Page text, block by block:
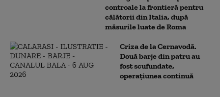
controale la frontieră pentru
călătorii din Italia, după
măsurile luate de Roma
Criza de la Cernavodă.
Două barje din patru au
fost scufundate,
operațiunea continuă